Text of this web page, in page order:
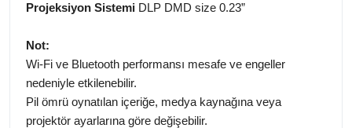
Projeksiyon Sistemi DLP DMD size 0.23”
Not:
Wi-Fi ve Bluetooth performansı mesafe ve engeller
nedeniyle etkilenebilir.
Pil ömrü oynatılan içeriğe, medya kaynağına veya
projektör ayarlarına göre değişebilir.